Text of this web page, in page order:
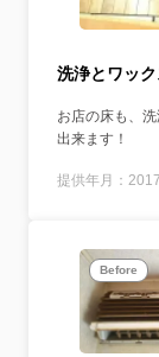
洗浄とワッ
お店の床も、
出来ます！
提供年月：
Before